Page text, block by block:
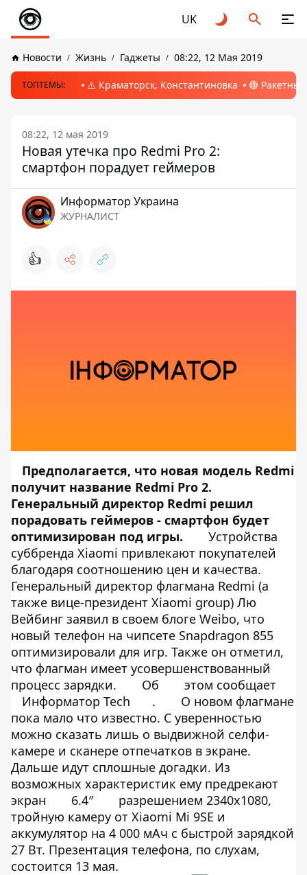
UK
Новости Жизнь Гаджеты 08:22, 12 Мая 2019
ТОПТЕМЫ: ⚠️ Краматорск, Константиновка 🔴
08:22, 12 мая 2019
Новая утечка про Redmi Pro 2:
смартфон порадует геймеров
Информатор Украина
ЖУРНАЛИСТ
👍
Предполагается, что новая модель Redmi
получит название Redmi Pro 2.
Генеральный директор Redmi решил
порадовать геймеров - смартфон будет
оптимизирован под игры.
Устройства
суббренда Xiaomi привлекают покупателей
благодаря соотношению цен и качества.
Генеральный директор флагмана Redmi (а
также вице-президент Xiaomi group) Лю
Вейбинг заявил в своем блоге Weibo, что
новый телефон на чипсете Snapdragon 855
оптимизировали для игр. Также он отметил,
что флагман имеет усовершенствованный
процесс зарядки.
Об
этом сообщает
Информатор Tech
.
О новом флагмане
пока мало что известно. С уверенностью
можно сказать лишь о выдвижной селфи-
камере и сканере отпечатков в экране.
Дальше идут сплошные догадки. Из
возможных характеристик ему предрекают
экран
6.4″
разрешением 2340х1080,
тройную камеру от Xiaomi Mi 9SE и
аккумулятор на 4 000 мАч с быстрой зарядкой
27 Вт. Презентация телефона, по слухам,
состоится 13 мая.